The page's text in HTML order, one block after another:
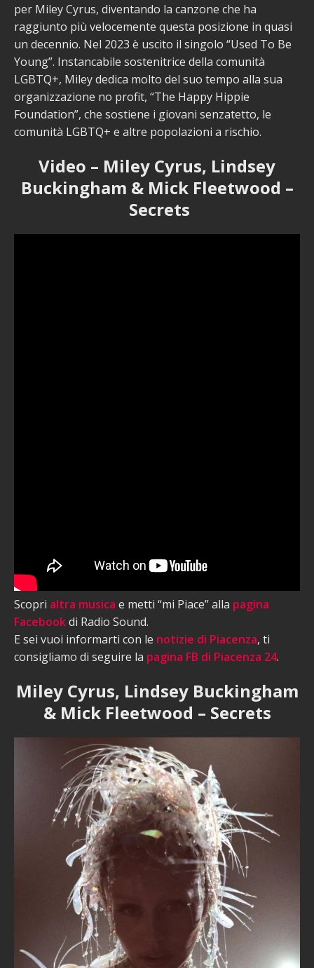
per Miley Cyrus, diventando la canzone che ha
raggiunto più velocemente questa posizione in quasi
un decennio. Nel 2023 è uscito il singolo “Used To Be
Young”. Instancabile sostenitrice della comunità
LGBTQ+, Miley dedica molto del suo tempo alla sua
organizzazione no profit, “The Happy Hippie
Foundation”, che sostiene i giovani senzatetto, le
comunità LGBTQ+ e altre popolazioni a rischio.
Video – Miley Cyrus, Lindsey
Buckingham & Mick Fleetwood –
Secrets
Scopri altra musica e metti “mi Piace” alla pagina
Facebookdi Radio Sound.
E sei vuoi informarti con le notizie di Piacenza, ti
consigliamo di seguire la pagina FB di Piacenza 24.
Miley Cyrus, Lindsey Buckingham
& Mick Fleetwood – Secrets